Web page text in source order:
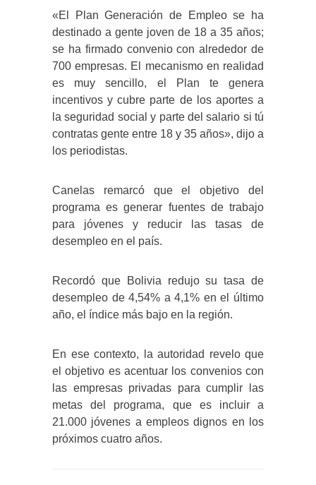
«El Plan Generación de Empleo se ha
destinado a gente joven de 18 a 35 años;
se ha firmado convenio con alrededor de
700 empresas. El mecanismo en realidad
es muy sencillo, el Plan te genera
incentivos y cubre parte de los aportes a
la seguridad social y parte del salario si tú
contratas gente entre 18 y 35 años», dijo a
los periodistas.
Canelas remarcó que el objetivo del
programa es generar fuentes de trabajo
para jóvenes y reducir las tasas de
desempleo en el país.
Recordó que Bolivia redujo su tasa de
desempleo de 4,54% a 4,1% en el último
año, el índice más bajo en la región.
En ese contexto, la autoridad revelo que
el objetivo es acentuar los convenios con
las empresas privadas para cumplir las
metas del programa, que es incluir a
21.000 jóvenes a empleos dignos en los
próximos cuatro años.